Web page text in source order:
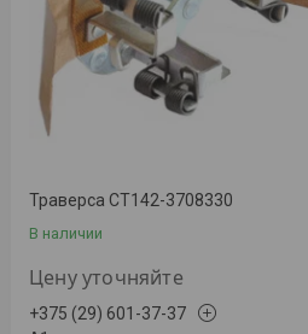
Траверса СТ142-3708330
В наличии
Цену уточняйте
+375 (29) 601-37-37